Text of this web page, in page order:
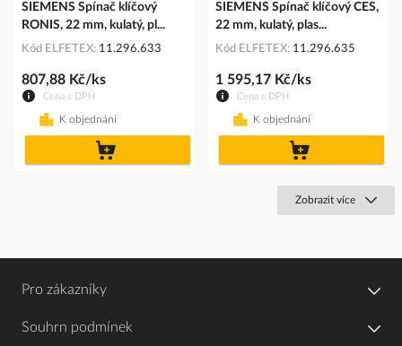
SIEMENS Spínač klíčový
RONIS, 22 mm, kulatý, pl...
Kód ELFETEX 11.296.633
Cena s DPH
807,88 Kč/ks
K objednání
SIEMENS Spínač klíčový CES,
22 mm, kulatý, plas...
Kód ELFETEX 11.296.635
Cena s DPH
1 595,17 Kč/ks
K objednání
Zobrazit více
Pro zákazníky
Souhrn podmínek